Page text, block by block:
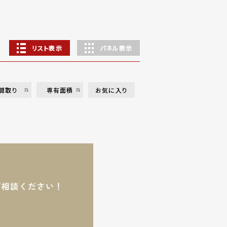
リスト表示 パネル表示
取り 専有面積 お気に入り